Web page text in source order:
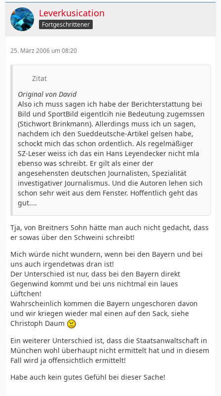
Leverkusication
Fortgeschrittener
25. März 2006 um 08:20
Zitat
Original von David
Also ich muss sagen ich habe der Berichterstattung bei
Bild und SportBild eigentlcih nie Bedeutung zugemssen
(Stichwort Brinkmann). Allerdings muss ich un sagen,
nachdem ich den Sueddeutsche-Artikel gelsen habe,
schockt mich das schon ordentlich. Als regelmäßiger
SZ-Leser weiss ich das ein Hans Leyendecker nicht mla
ebenso was schreibt. Er gilt als einer der
angesehensten deutschen Journalisten, Spezialität
investigativer Journalismus. Und die Autoren lehen sich
schon sehr weit aus dem Fenster. Hoffentlich geht das
gut....
Tja, von Breitners Sohn hätte man auch nicht gedacht, dass
er sowas über den Schweini schreibt!
Mich würde nicht wundern, wenn bei den Bayern und bei
uns auch irgendetwas dran ist!
Der Unterschied ist nur, dass bei den Bayern direkt
Gegenwind kommt und bei uns nichtmal ein laues
Lüftchen!
Wahrscheinlich kommen die Bayern ungeschoren davon
und wir kriegen wieder mal einen auf den Sack, siehe
Christoph Daum
Ein weiterer Unterschied ist, dass die Staatsanwaltschaft in
München wohl überhaupt nicht ermittelt hat und in diesem
Fall wird ja offensichtlich ermittelt!
Habe auch kein gutes Gefühl bei dieser Sache!